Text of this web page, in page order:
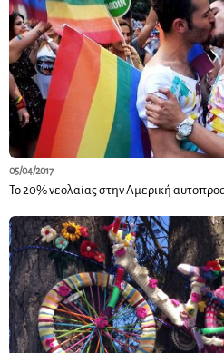
05/04/2017
Το 20% νεολαίας στην Αμερική